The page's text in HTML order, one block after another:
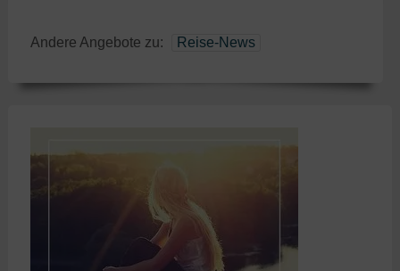
Andere Angebote zu: Reise-News